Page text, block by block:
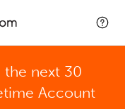
the next 30
Account